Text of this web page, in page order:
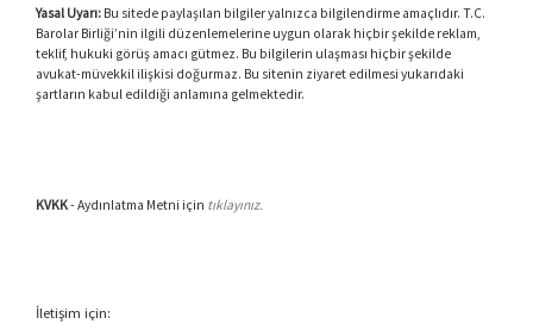
Yasal Uyarı:Bu sitede paylaşılan bilgiler yalnızca bilgilendirme amaçlıdır. T.C.
Barolar Birliği’nin ilgili düzenlemelerine uygun olarak hiçbir şekilde reklam,
teklif, hukuki görüş amacı gütmez. Bu bilgilerin ulaşması hiçbir şekilde
avukat-müvekkil ilişkisi doğurmaz. Bu sitenin ziyaret edilmesi yukarıdaki
şartların kabul edildiği anlamına gelmektedir.
KVKK- Aydınlatma Metni için tıklayınız.
İletişim için: